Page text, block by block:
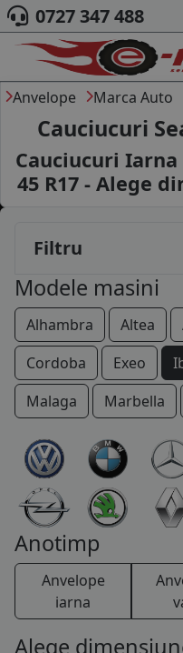
ACASA
DESPRE
ANVELOPE
BLOG
B2B -
CONT
CONTACT
0727 347 488
Anvelope Marca Auto
Cauciucuri
Cauciucuri Iarna
45 R17 - Alege
Filtru
Modele masini
Alhambra Altea
Cordoba
Exeo
Malaga
Marbella
Anotimp
Anvelope
iarna
Alege
175/70R13
105/70R14
135/80R14
165/70R14
185/60R14
185/70R14
115/70R15
175/65R15
185/55R15
185/60R15
185/65R15
195/55R15
195/45R16
195/50R16
195/55R16